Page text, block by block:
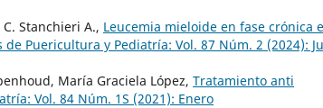
Stanchieri A., Leucemia mieloide en fase crónica
de Puericultura y Pediatría: Vol. 87 Núm. 2 (2024):
María Graciela López, Tratamiento anti
Vol. 84 Núm. 1S (2021): Enero